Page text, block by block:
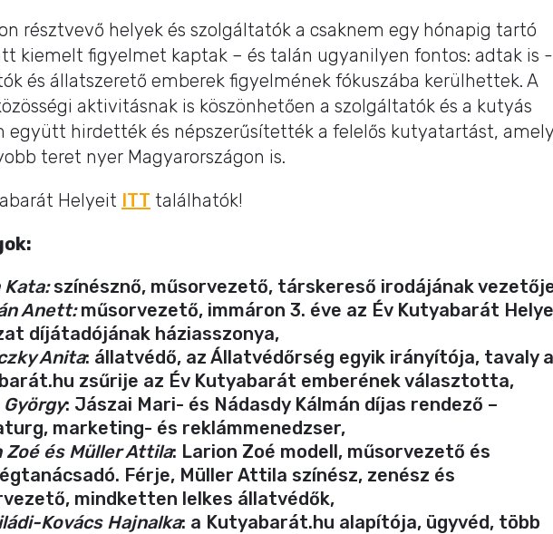
résztvevő helyek és szolgáltatók a csaknem egy hónapig tartó
kiemelt figyelmet kaptak – és talán ugyanilyen fontos: adtak is
és állatszerető emberek figyelmének fókuszába kerülhettek. A
aktivitásnak is köszönhetően a szolgáltatók és a kutyás
együtt hirdették és népszerűsítették a felelős kutyatartást, amely
teret nyer Magyarországon is.
Helyeit ITT találhatók!
Kata:színésznő, műsorvezető, társkereső irodájának
Anett:műsorvezető, immáron 3. éve az Év Kutyabarát Helye
díjátadójának háziasszonya,
Anita: állatvédő, az Állatvédőrség egyik irányítója, tavaly a
zsűrije az Év Kutyabarát emberének választotta,
: Jászai Mari- és Nádasdy Kálmán díjas rendező –
marketing- és reklámmenedzser,
Zoé és Müller Attila: Larion Zoé modell, műsorvezető és
Férje, Müller Attila színész, zenész és
mindketten lelkes állatvédők,
Kovács Hajnalka: a Kutyabarát.hu alapítója, ügyvéd, több